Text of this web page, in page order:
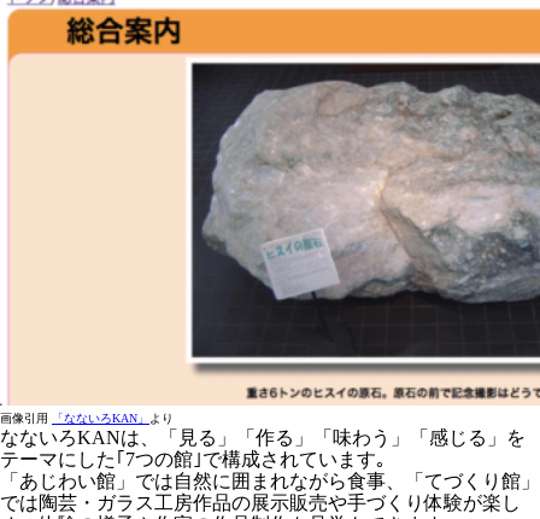
画像引用 「なないろKAN」 より
なないろKANは、「見る」「作る」「味わう」「感じる」を
テーマにした｢7つの館｣で構成されています｡
「あじわい館」では自然に囲まれながら食事、「てづくり館」
では陶芸・ガラス工房作品の展示販売や手づくり体験が楽し